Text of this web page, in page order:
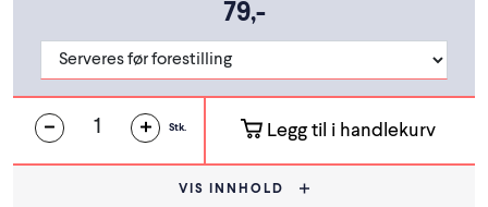
79,-
Stk. Legg til i handlekurv
VIS INNHOLD